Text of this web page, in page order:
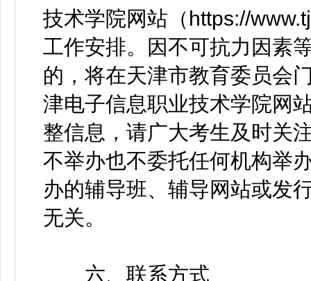
技术学院网站（https://
工作安排。因不可抗力因素
的，将在天津市教育委员会
津电子信息职业技术学院网
整信息，请广大考生及时关
不举办也不委托任何机构举
办的辅导班、辅导网站或发
无关。
六、联系方式